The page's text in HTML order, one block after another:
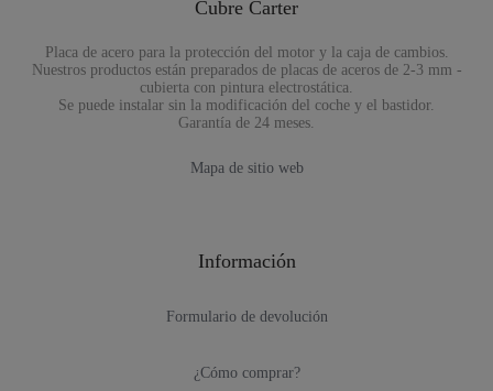
Cubre Carter
Placa de acero para la protección del motor y la caja de cambios.
Nuestros productos están preparados de placas de aceros de 2-3 mm -
cubierta con pintura electrostática.
Se puede instalar sin la modificación del coche y el bastidor.
Garantía de 24 meses.
Mapa de sitio web
Información
Formulario de devolución
¿Cómo comprar?